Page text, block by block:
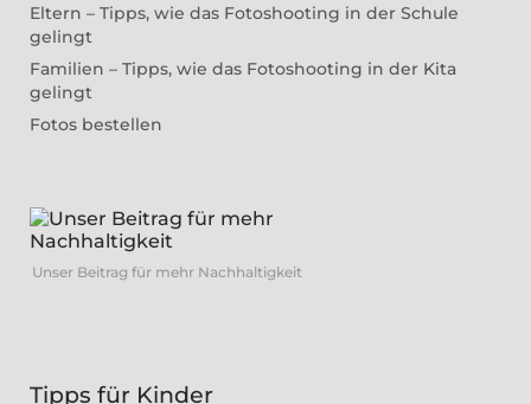
Eltern – Tipps, wie das Fotoshooting in der Schule
gelingt
Familien – Tipps, wie das Fotoshooting in der Kita
gelingt
Fotos bestellen
Unser Beitrag für mehr Nachhaltigkeit
Tipps für Kinder